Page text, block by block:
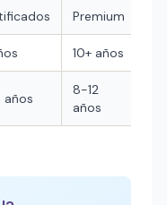
Premium
10+ años
8-12
años